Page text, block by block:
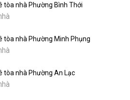
tòa nhà Phường Bình Thới
tòa nhà Phường Minh Phụng
tòa nhà Phường An Lạc